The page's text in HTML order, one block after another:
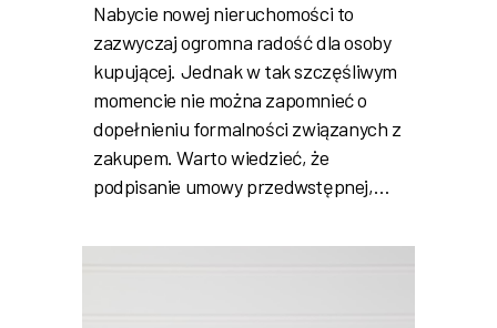
Nabycie nowej nieruchomości to
zazwyczaj ogromna radość dla osoby
kupującej. Jednak w tak szczęśliwym
momencie nie można zapomnieć o
dopełnieniu formalności związanych z
zakupem. Warto wiedzieć, że
podpisanie umowy przedwstępnej,…